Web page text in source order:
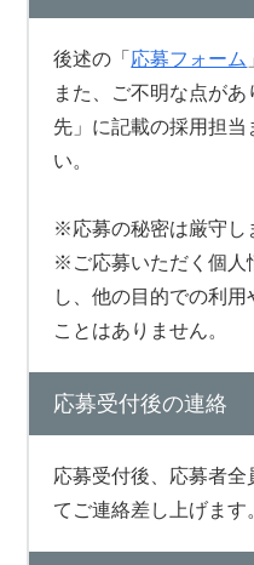
後述の「 応募フォーム
また、ご不明な点が
先」に記載の採用担当
い。
※応募の秘密は厳守し
※ご応募いただく個人
し、他の目的での利
ことはありません。
応募受付後の連絡
応募受付後、応募者
てご連絡差し上げます